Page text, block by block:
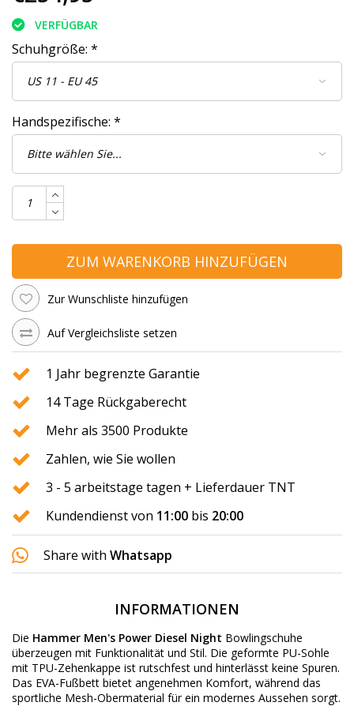
VERFÜGBAR
Schuhgröße: *
Handspezifische: *
ZUM WARENKORB HINZUFÜGEN
Zur Wunschliste hinzufügen
Auf Vergleichsliste setzen
1 Jahr begrenzte Garantie
14 Tage Rückgaberecht
Mehr als 3500 Produkte
Zahlen, wie Sie wollen
3 - 5 arbeitstage tagen + Lieferdauer TNT
Kundendienst von 11:00 bis 20:00
Share with Whatsapp
INFORMATIONEN
Die Hammer Men's Power Diesel Night Bowlingschuhe
überzeugen mit Funktionalität und Stil. Die geformte PU-Sohle
mit TPU-Zehenkappe ist rutschfest und hinterlässt keine Spuren.
Das EVA-Fußbett bietet angenehmen Komfort, während das
sportliche Mesh-Obermaterial für ein modernes Aussehen sorgt.